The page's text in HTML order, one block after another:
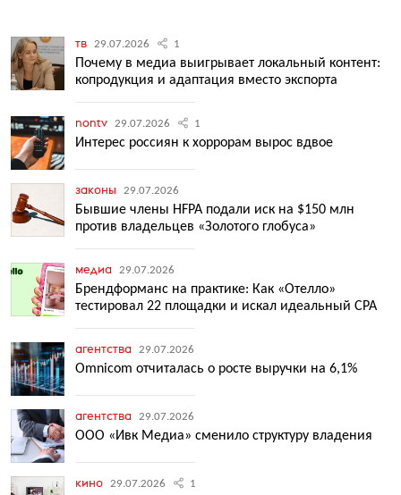
тв 29.07.2026 1
Почему в медиа выигрывает локальный контент:
копродукция и адаптация вместо экспорта
nontv 29.07.2026 1
Интерес россиян к хоррорам вырос вдвое
законы 29.07.2026
Бывшие члены HFPA подали иск на $150 млн
против владельцев «Золотого глобуса»
медиа 29.07.2026
Брендформанс на практике: Как «Отелло»
тестировал 22 площадки и искал идеальный CPA
агентства 29.07.2026
Omnicom отчиталась о росте выручки на 6,1%
агентства 29.07.2026
ООО «Ивк Медиа» сменило структуру владения
кино 29.07.2026 1